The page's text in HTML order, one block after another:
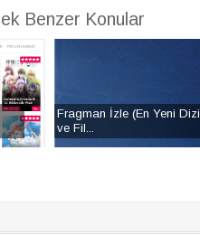
Benzer Konular
Fragman İzle (En Yeni Dizi
ve Fil...